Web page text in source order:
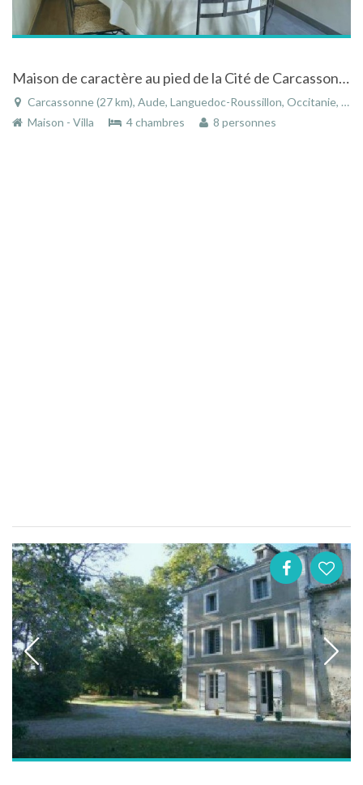
Maison de caractère au pied de la Cité de Carcassonne
Carcassonne (27 km), Aude, Languedoc-Roussillon, Occitanie, France
Maison - Villa
4 chambres 8 personnes